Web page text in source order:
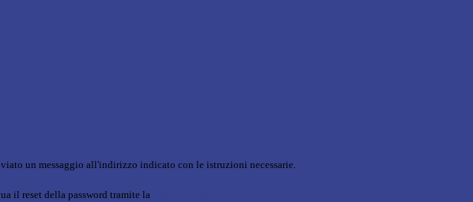
un messaggio all'indirizzo indicato con le istruzioni necessarie.
il reset della password tramite la